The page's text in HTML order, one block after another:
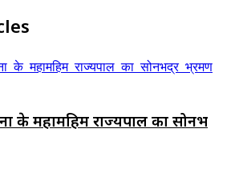
के महामहिम राज्यपाल का सोनभद्र